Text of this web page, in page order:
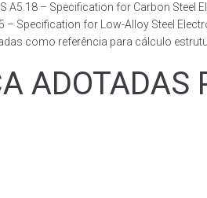
– Specification for Carbon
Specification for Low-Alloy Steel
como referência para cálculo